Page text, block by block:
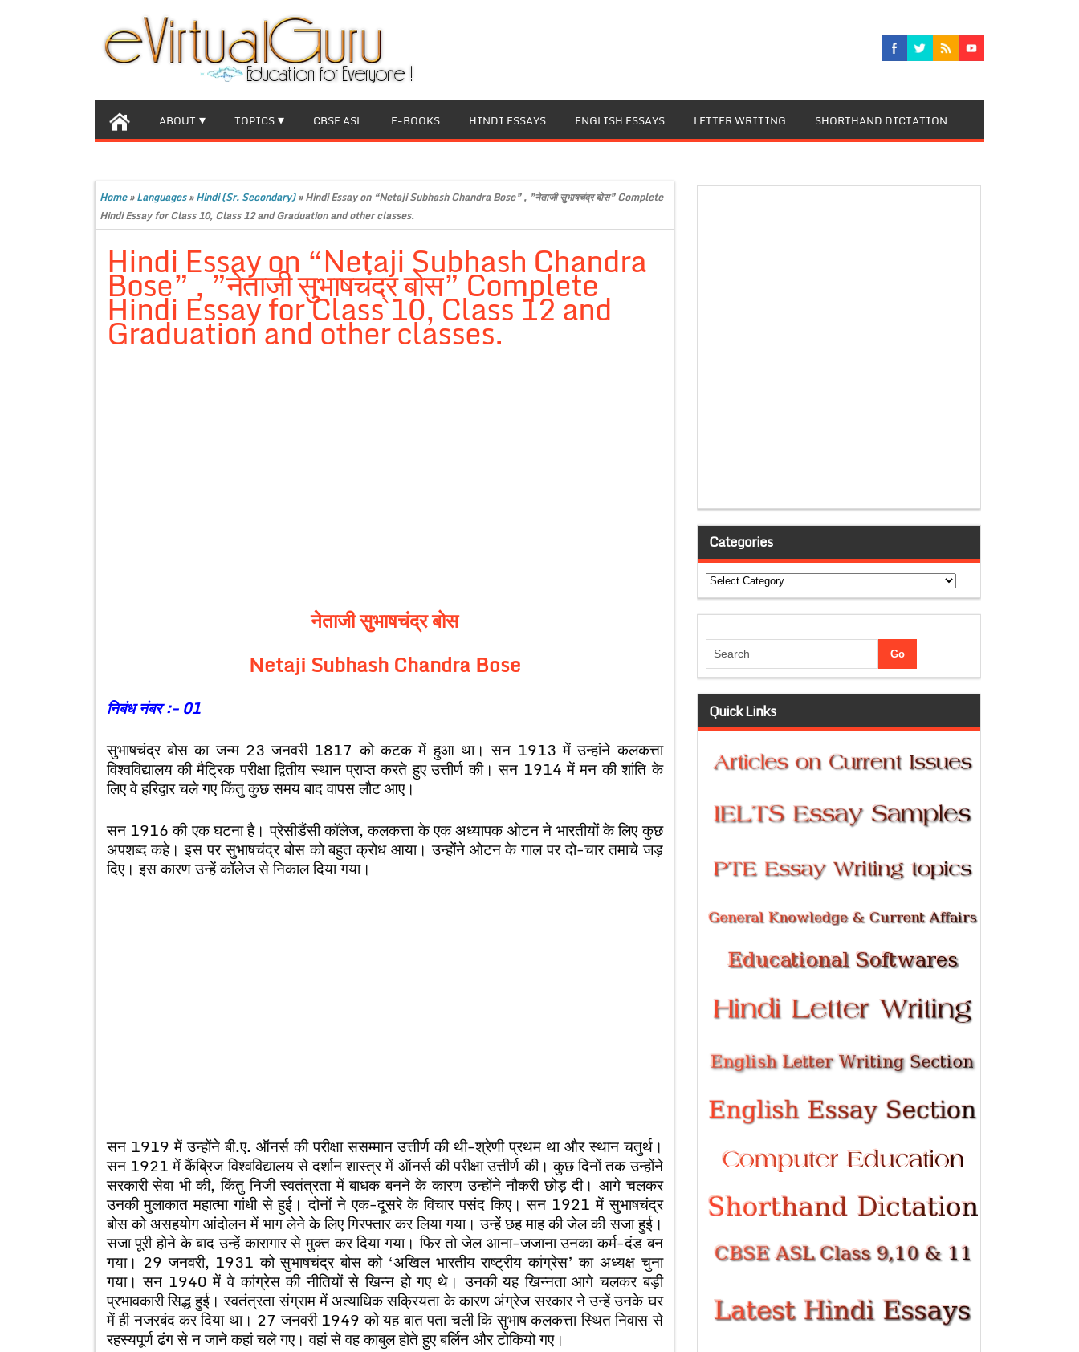
ABOUT TOPICS CBSE ASL E-BOOKS HINDI ESSAYS ENGLISH ESSAYS LETTER WRITING SHORTHAND DICTATION
Home»Languages»Hindi (Sr. Secondary)»Hindi Essay on “Netaji Subhash Chandra Bose” , ”नेताजी सुभाषचंद्र बोस” Complete
Hindi Essay for Class 10, Class 12 and Graduation and other classes.
Hindi Essay on “Netaji Subhash Chandra
Bose” , ”नेताजी सुभाषचंद्र बोस” Complete
Hindi Essay for Class 10, Class 12 and
Graduation and other classes.
नेताजी सुभाषचंद्र बोस
Netaji Subhash Chandra Bose
निबंध नंबर :- 01
सुभाषचंद्र बोस का जन्म 23 जनवरी 1817 को कटक में हुआ था। सन 1913 में उन्हांने कलकत्ता
विश्वविद्यालय की मैट्रिक परीक्षा द्वितीय स्थान प्राप्त करते हुए उत्तीर्ण की। सन 1914 में मन की शांति के
लिए वे हरिद्वार चले गए किंतु कुछ समय बाद वापस लौट आए।
सन 1916 की एक घटना है। प्रेसीडैंसी कॉलेज, कलकत्ता के एक अध्यापक ओटन ने भारतीयों के लिए कुछ
अपशब्द कहे। इस पर सुभाषचंद्र बोस को बहुत क्रोध आया। उन्होंने ओटन के गाल पर दो-चार तमाचे जड़
दिए। इस कारण उन्हें कॉलेज से निकाल दिया गया।
सन 1919 में उन्होंने बी.ए. ऑनर्स की परीक्षा ससम्मान उत्तीर्ण की थी-श्रेणी प्रथम था और स्थान चतुर्थ।
सन 1921 में कैंब्रिज विश्वविद्यालय से दर्शान शास्त्र में ऑनर्स की परीक्षा उत्तीर्ण की। कुछ दिनों तक उन्होंने
सरकारी सेवा भी की, किंतु निजी स्वतंत्रता में बाधक बनने के कारण उन्होंने नौकरी छोड़ दी। आगे चलकर
उनकी मुलाकात महात्मा गांधी से हुई। दोनों ने एक-दूसरे के विचार पसंद किए। सन 1921 में सुभाषचंद्र
बोस को असहयोग आंदोलन में भाग लेने के लिए गिरफ्तार कर लिया गया। उन्हें छह माह की जेल की सजा हुई।
सजा पूरी होने के बाद उन्हें कारागार से मुक्त कर दिया गया। फिर तो जेल आना-जजाना उनका कर्म-दंड बन
गया। 29 जनवरी, 1931 को सुभाषचंद्र बोस को ‘अखिल भारतीय राष्ट्रीय कांग्रेस’ का अध्यक्ष चुना
गया। सन 1940 में वे कांग्रेस की नीतियों से खिन्न हो गए थे। उनकी यह खिन्नता आगे चलकर बड़ी
प्रभावकारी सिद्ध हुई। स्वतंत्रता संग्राम में अत्याधिक सक्रियता के कारण अंग्रेज सरकार ने उन्हें उनके घर
में ही नजरबंद कर दिया था। 27 जनवरी 1949 को यह बात पता चली कि सुभाष कलकत्ता स्थित निवास से
रहस्यपूर्ण ढंग से न जाने कहां चले गए। वहां से वह काबुल होते हुए बर्लिन और टोकियो गए।
Categories
Categories
Quick Links